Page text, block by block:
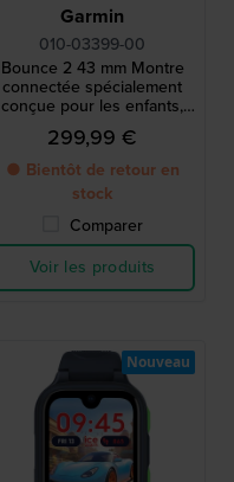
Garmin
010-03399-00
Bounce 2 43 mm Montre
connectée spécialement
conçue pour les enfants,
avec fonctions de suivi et
de contrôle parental.
299,99 €
● Bientôt de retour en
stock
Comparer
Voir les produits
Nouveau